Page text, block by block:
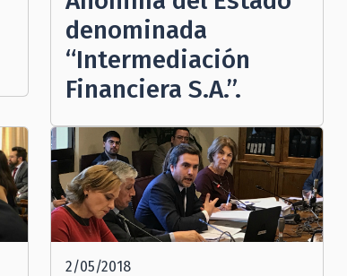
denominada
“Intermediación
Financiera S.A.”.
2/05/2018